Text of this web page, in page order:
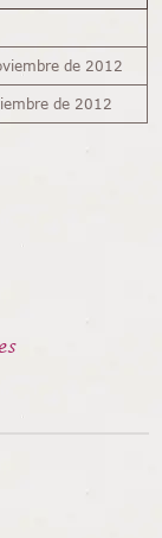
de 2012
de 2012